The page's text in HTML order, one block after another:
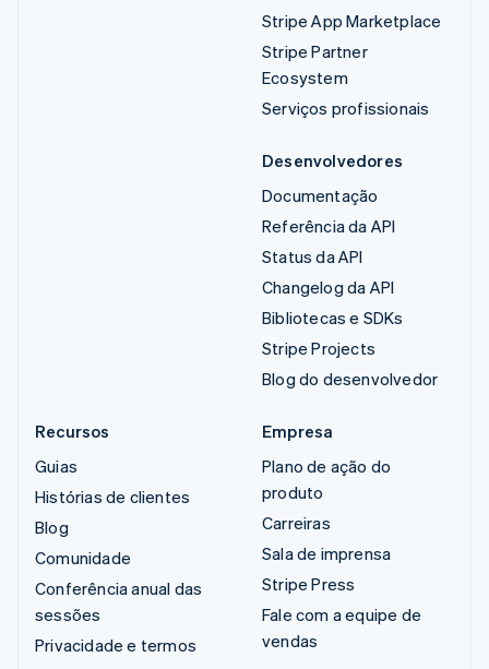
Stripe App Marketplace
Stripe Partner
Ecosystem
Serviços profissionais
Desenvolvedores
Documentação
Referência da API
Status da API
Changelog da API
Bibliotecas e SDKs
Stripe Projects
Blog do desenvolvedor
Recursos
Guias
Histórias de clientes
Blog
Comunidade
Conferência anual das
sessões
Privacidade e termos
Empresa
Plano de ação do
produto
Carreiras
Sala de imprensa
Stripe Press
Fale com a equipe de
vendas